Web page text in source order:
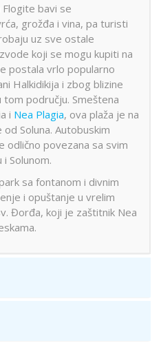
bavi se
grožđa i vina, pa turisti
uz sve ostale
koji se mogu kupiti na
postala vrlo popularno
Halkidikija i zbog blizine
tom području. Smeštena
i Nea Plagia, ova plaža je na
Soluna. Autobuskim
odlično povezana sa svim
Solunom.
sa fontanom i divnim
i opuštanje u vrelim
Đorđa, koji je zaštitnik Nea